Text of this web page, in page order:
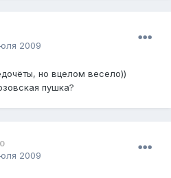
2009
но вцелом весело))
пушка?
0
2009